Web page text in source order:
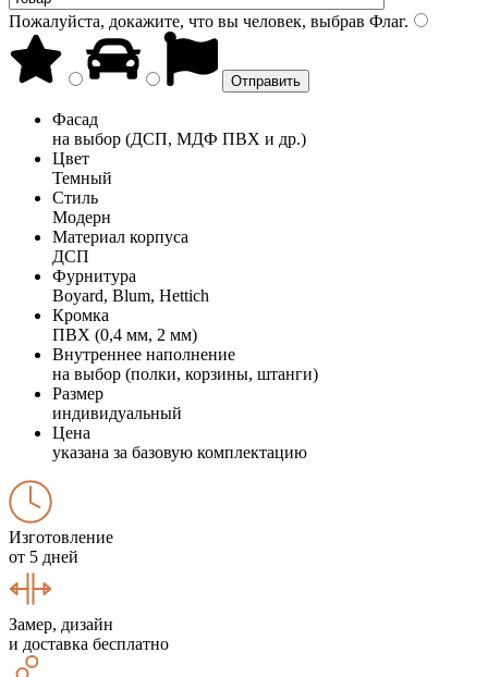
Пожалуйста, докажите, что вы человек, выбрав Флаг.
Фасад
на выбор (ДСП, МДФ ПВХ и др.)
Цвет
Темный
Стиль
Модерн
Материал корпуса
ДСП
Фурнитура
Boyard, Blum, Hettich
Кромка
ПВХ (0,4 мм, 2 мм)
Внутреннее наполнение
на выбор (полки, корзины, штанги)
Размер
индивидуальный
Цена
указана за базовую комплектацию
Изготовление
от 5 дней
Замер, дизайн
и доставка бесплатно